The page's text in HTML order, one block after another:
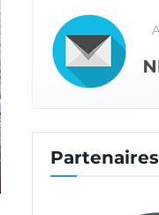
Partenaires